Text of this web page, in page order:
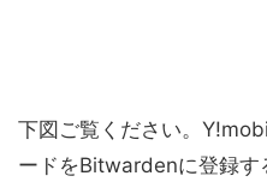
下図ご覧ください。
ードをBitwardenに登録す